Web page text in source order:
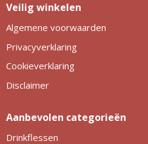
Veilig winkelen
Algemene voorwaarden
Privacyverklaring
Cookieverklaring
Disclaimer
Aanbevolen categorieën
Drinkflessen